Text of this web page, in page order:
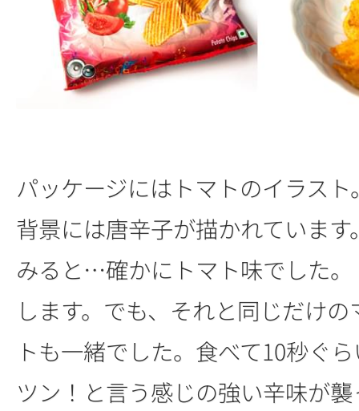
パッケージにはトマトのイラス
背景には唐辛子が描かれていま
みると…確かにトマト味でした
します。でも、それと同じだけ
トも一緒でした。食べて10秒ぐ
ツン！と言う感じの強い辛味が